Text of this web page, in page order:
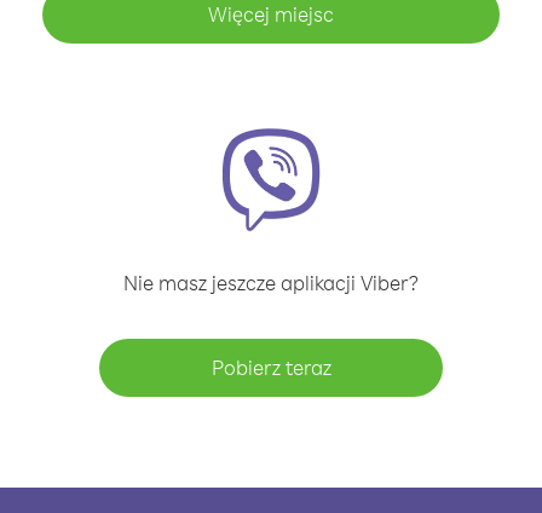
Więcej miejsc
Nie masz jeszcze aplikacji Viber?
Pobierz teraz